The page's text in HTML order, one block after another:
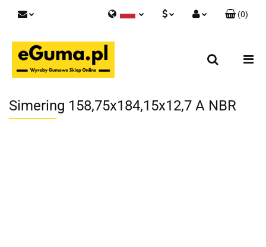
Polski
(0)
Simering 158,75x184,15x12,7 A NBR